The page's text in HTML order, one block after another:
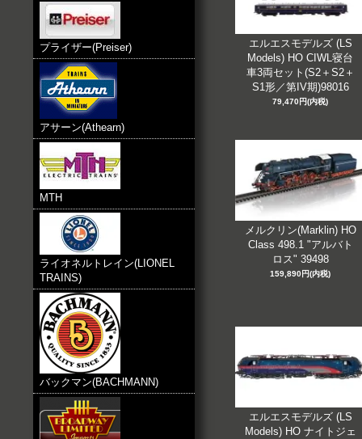
プライザー(Preiser)
アサーン(Athearn)
MTH
ライオネルトレイン(LIONEL
TRAINS)
バックマン(BACHMANN)
エルエスモデルズ (LS
Models) HO CIWL寝台
車3両セット(S2＋S2＋
S1形／第IV期)98016
79,470円(内税)
メルクリン(Marklin) HO
Class 498.1 "アルバト
ロス" 39498
159,890円(内税)
エルエスモデルズ (LS
Models) HO ナイトジェ